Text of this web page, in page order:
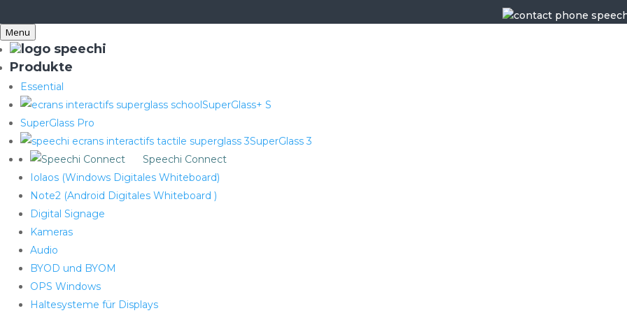
Menu
Produkte
Essential
SuperGlass+ S
SuperGlass Pro
SuperGlass 3
Speechi Connect
Iolaos (Windows Digitales Whiteboard)
Note2 (Android Digitales Whiteboard )
Digital Signage
Kameras
Audio
BYOD und BYOM
OPS Windows
Haltesysteme für Displays